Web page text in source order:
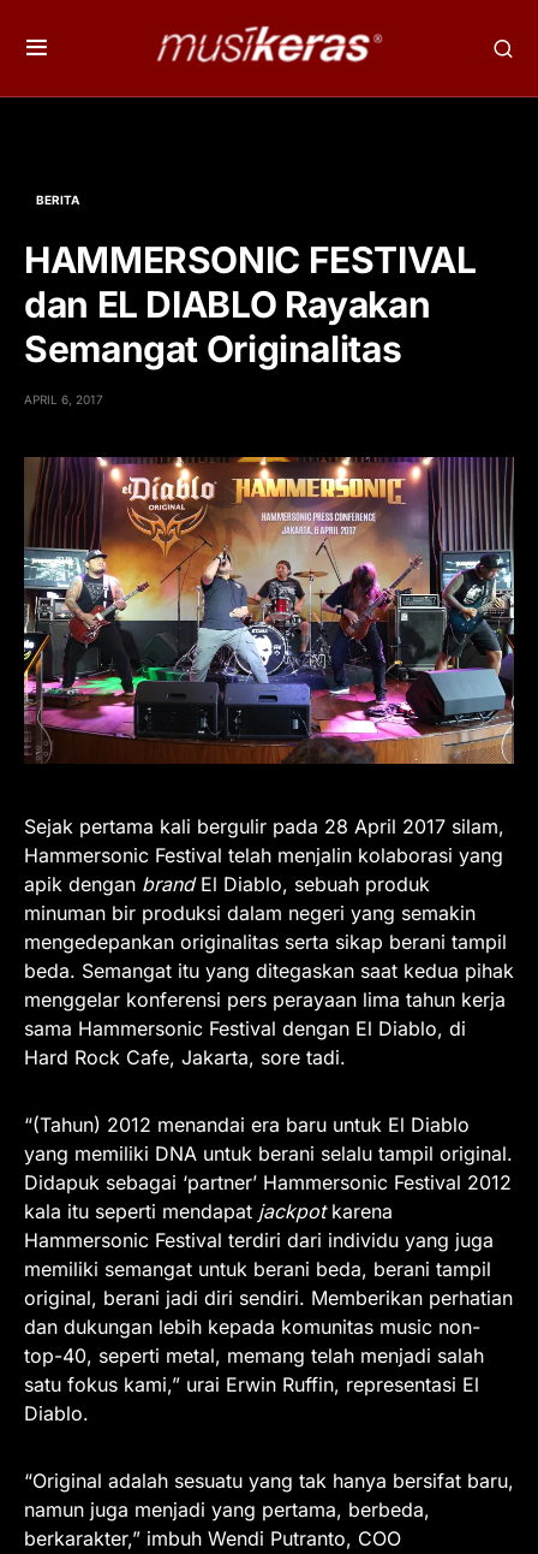
BERITA
HAMMERSONIC FESTIVAL
dan EL DIABLO Rayakan
Semangat Originalitas
APRIL 6, 2017
Sejak pertama kali bergulir pada 28 April 2017 silam,
Hammersonic Festival telah menjalin kolaborasi yang
apik dengan brandEl Diablo, sebuah produk
minuman bir produksi dalam negeri yang semakin
mengedepankan originalitas serta sikap berani tampil
beda. Semangat itu yang ditegaskan saat kedua pihak
menggelar konferensi pers perayaan lima tahun kerja
sama Hammersonic Festival dengan El Diablo, di
Hard Rock Cafe, Jakarta, sore tadi.
“(Tahun) 2012 menandai era baru untuk El Diablo
yang memiliki DNA untuk berani selalu tampil original.
Didapuk sebagai ‘partner’ Hammersonic Festival 2012
kala itu seperti mendapat jackpotkarena
Hammersonic Festival terdiri dari individu yang juga
memiliki semangat untuk berani beda, berani tampil
original, berani jadi diri sendiri. Memberikan perhatian
dan dukungan lebih kepada komunitas music non-
top-40, seperti metal, memang telah menjadi salah
satu fokus kami,” urai Erwin Ruffin, representasi El
Diablo.
“Original adalah sesuatu yang tak hanya bersifat baru,
namun juga menjadi yang pertama, berbeda,
berkarakter,” imbuh Wendi Putranto, COO